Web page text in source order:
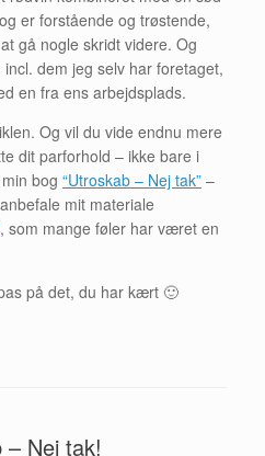
er forstående og trøstende,
gå nogle skridt videre. Og
dem jeg selv har foretaget,
en fra ens arbejdsplads.
Og vil du vide endnu mere
dit parforhold – ikke bare i
bog “Utroskab – Nej tak” –
mit materiale
, som mange føler har været en
på det, du har kært 🙂
– Nej tak!